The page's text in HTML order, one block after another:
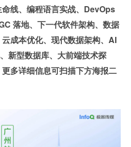
线、编程语言实战、DevOps
落地、下一代软件架构、数据
成本优化、现代数据架构、AI
新型数据库、大前端技术探
多详细信息可扫描下方海报二